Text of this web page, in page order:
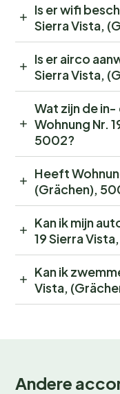
Is er wifi
Sierra Vista,
Is er airco
Sierra Vista,
Wat zijn de
Wohnung Nr.
5002?
Heeft
(Grächen),
Kan ik mijn
19 Sierra
Kan ik
Vista,
Andere